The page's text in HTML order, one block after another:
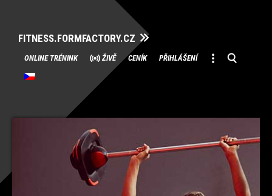
FITNESS.FORMFACTORY.CZ
Přeskočit
na
obsah
ONLINE TRÉNINK ŽIVĚ CENÍK PŘIHLÁŠENÍ